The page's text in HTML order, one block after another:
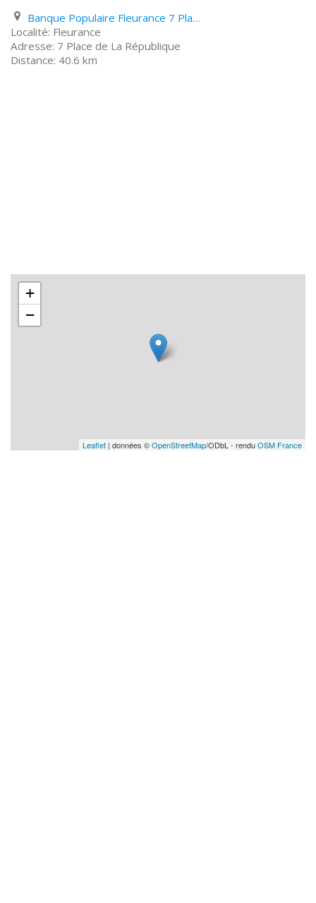
Banque Populaire Fleurance 7 Place de La République
Fleurance
7 Place de La République
40.6 km
+
−
Leaflet | données ©OpenStreetMap/ODbL - renduOSM France